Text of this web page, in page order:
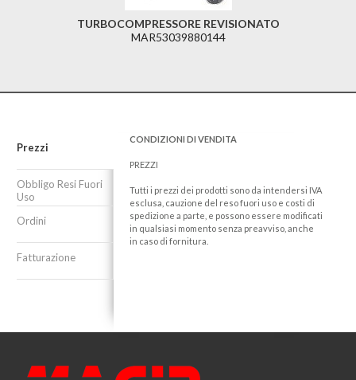
TURBOCOMPRESSORE REVISIONATO
MAR53039880144
Prezzi
Obbligo Resi Fuori
Uso
Ordini
Fatturazione
CONDIZIONI DI VENDITA
PREZZI
Tutti i prezzi dei prodotti sono da intendersi IVA
esclusa, cauzione del reso fuori uso e costi di
spedizione a parte, e possono essere modificati
in qualsiasi momento senza preavviso, anche
in caso di fornitura.